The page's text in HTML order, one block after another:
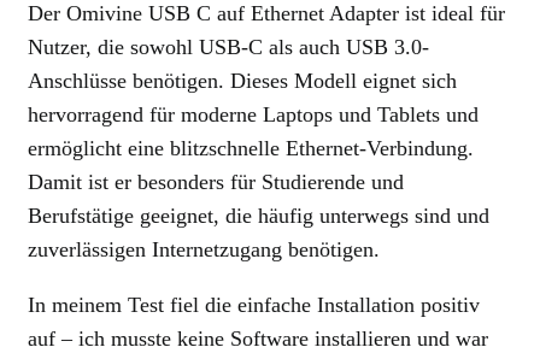
Der Omivine USB C auf Ethernet Adapter ist ideal für
Nutzer, die sowohl USB-C als auch USB 3.0-
Anschlüsse benötigen. Dieses Modell eignet sich
hervorragend für moderne Laptops und Tablets und
ermöglicht eine blitzschnelle Ethernet-Verbindung.
Damit ist er besonders für Studierende und
Berufstätige geeignet, die häufig unterwegs sind und
zuverlässigen Internetzugang benötigen.
In meinem Test fiel die einfache Installation positiv
auf – ich musste keine Software installieren und war